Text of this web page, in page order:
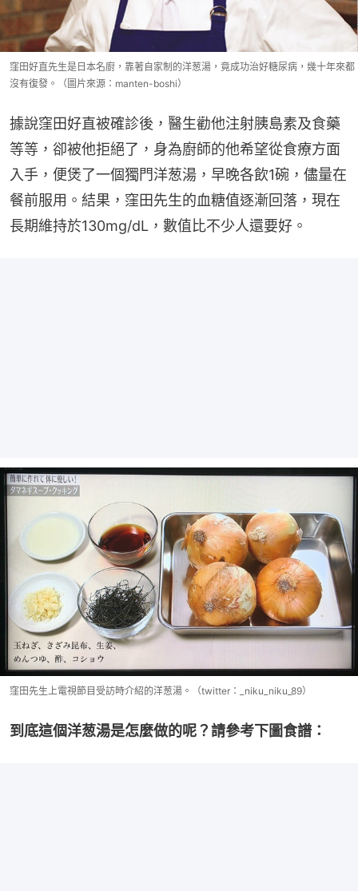
窪田好直先生是日本名廚，靠著自家制的洋葱湯，竟成功治好糖尿病，幾十年來都
沒有復發。（圖片來源：manten-boshi）
據說窪田好直被確診後，醫生勸他注射胰島素及食藥
等等，卻被他拒絕了，身為廚師的他希望從食療方面
入手，便煲了一個獨門洋葱湯，早晚各飲1碗，儘量在
餐前服用。結果，窪田先生的血糖值逐漸回落，現在
長期維持於130mg/dL，數值比不少人還要好。
窪田先生上電視節目受訪時介紹的洋葱湯。（twitter：_niku_niku_89）
到底這個洋葱湯是怎麼做的呢？請參考下圖食譜：